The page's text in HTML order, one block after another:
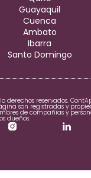
Guayaquil
Cuenca
Ambato
Ibarra
Santo Domingo
derechos reservados.
son registradas y
de compañías y
dueños.